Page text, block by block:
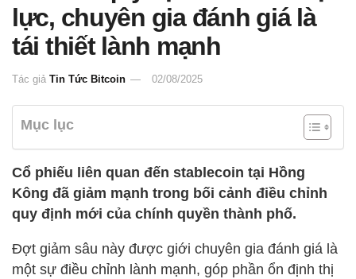
lực, chuyên gia đánh giá là
tái thiết lành mạnh
Tác giả Tin Tức Bitcoin 02/08/2025
Mục lục
Cổ phiếu liên quan đến stablecoin tại Hồng
Kông đã giảm mạnh trong bối cảnh điều chỉnh
quy định mới của chính quyền thành phố.
Đợt giảm sâu này được giới chuyên gia đánh giá là
một sự điều chỉnh lành mạnh, góp phần ổn định thị